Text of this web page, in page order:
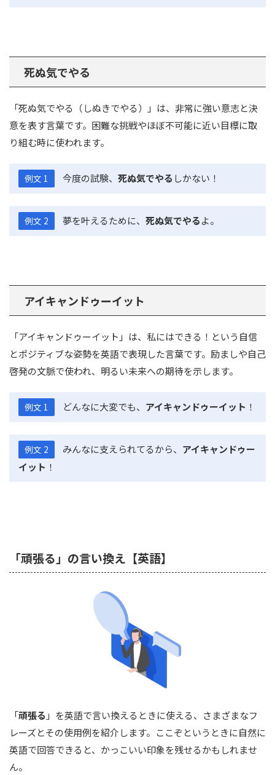
死ぬ気でやる
「死ぬ気でやる（しぬきでやる）」は、非常に強い意志と決
意を表す言葉です。困難な挑戦やほぼ不可能に近い目標に取
り組む時に使われます。
例文 1 今度の試験、 死ぬ気でやる しかない！
例文 2 夢を叶えるために、 死ぬ気でやるよ。
アイキャンドゥーイット
「アイキャンドゥーイット」は、私にはできる！という自信
とポジティブな姿勢を英語で表現した言葉です。励ましや自己
啓発の文脈で使われ、明るい未来への期待を示します。
例文 1 どんなに大変でも、 アイキャンドゥーイット ！
例文 2 みんなに支えられてるから、 アイキャンドゥー
イット ！
「頑張る」の言い換え【英語】
「頑張る 」を英語で言い換えるときに使える、さまざまなフ
レーズとその使用例を紹介します。ここぞというときに自然に
英語で回答できると、かっこいい印象を残せるかもしれませ
ん。